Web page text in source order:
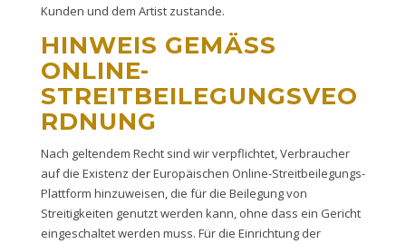
Kunden und dem Artist zustande.
HINWEIS GEMÄSS O
NLINE-S
TREITBEILEGUNGSVEOR
DNUNG
Nach geltendem Recht sind wir verpflichtet, Verbraucher
auf die Existenz der Europäischen Online-Streitbeilegungs-
Plattform hinzuweisen, die für die Beilegung von
Streitigkeiten genutzt werden kann, ohne dass ein Gericht
eingeschaltet werden muss. Für die Einrichtung der